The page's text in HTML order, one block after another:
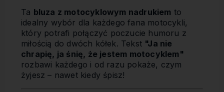
Ta bluza z motocyklowym nadrukiem to
idealny wybór dla każdego fana motocykli,
który potrafi połączyć poczucie humoru z
miłością do dwóch kółek. Tekst "Ja nie
chrapię, ja śnię, że jestem motocyklem"
rozbawi każdego i od razu pokaże, czym
żyjesz – nawet kiedy śpisz!